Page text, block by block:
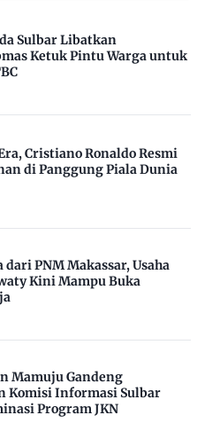
Sulbar Libatkan
Ketuk Pintu Warga untuk
Cristiano Ronaldo Resmi
di Panggung Piala Dunia
dari PNM Makassar, Usaha
Kini Mampu Buka
Mamuju Gandeng
Komisi Informasi Sulbar
Program JKN